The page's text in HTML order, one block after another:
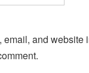
email, and website